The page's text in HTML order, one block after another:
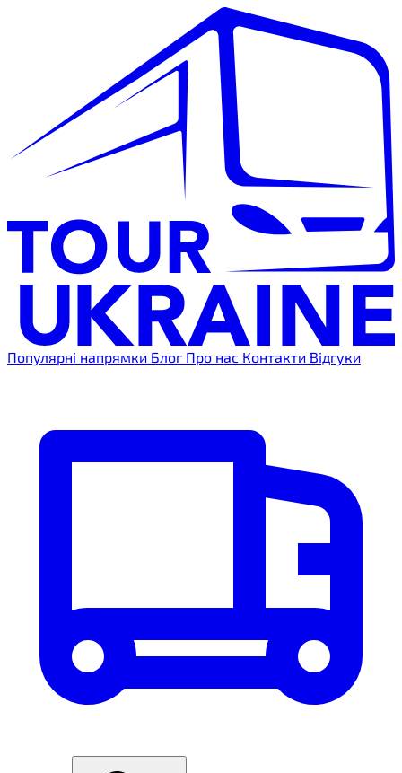
Популярні напрямки Блог Про нас Контакти Відгуки